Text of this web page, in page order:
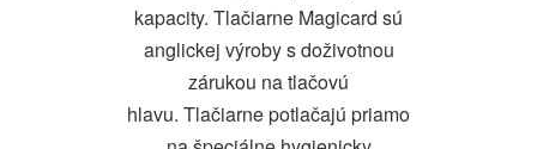
kapacity. Tlačiarne Magicard sú
anglickej výroby s doživotnou
zárukou na tlačovú
hlavu. Tlačiarne potlačajú priamo